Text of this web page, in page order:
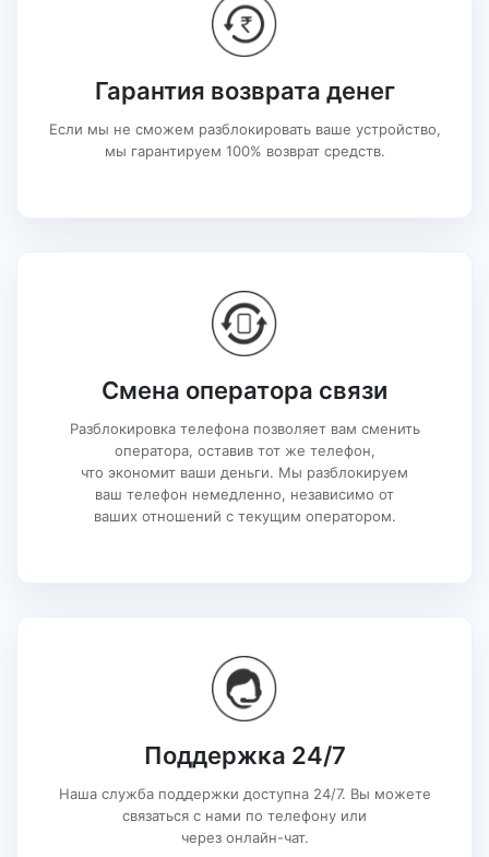
Гарантия возврата денег
Если мы не сможем разблокировать ваше устройство,
мы гарантируем 100% возврат средств.
Смена оператора связи
Разблокировка телефона позволяет вам сменить
оператора, оставив тот же телефон,
что экономит ваши деньги. Мы разблокируем
ваш телефон немедленно, независимо от
ваших отношений с текущим оператором.
Поддержка 24/7
Наша служба поддержки доступна 24/7. Вы можете
связаться с нами по телефону или
через онлайн-чат.